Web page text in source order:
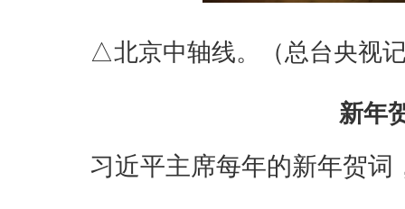
△北京中轴线。（总台央视
新年
习近平主席每年的新年贺